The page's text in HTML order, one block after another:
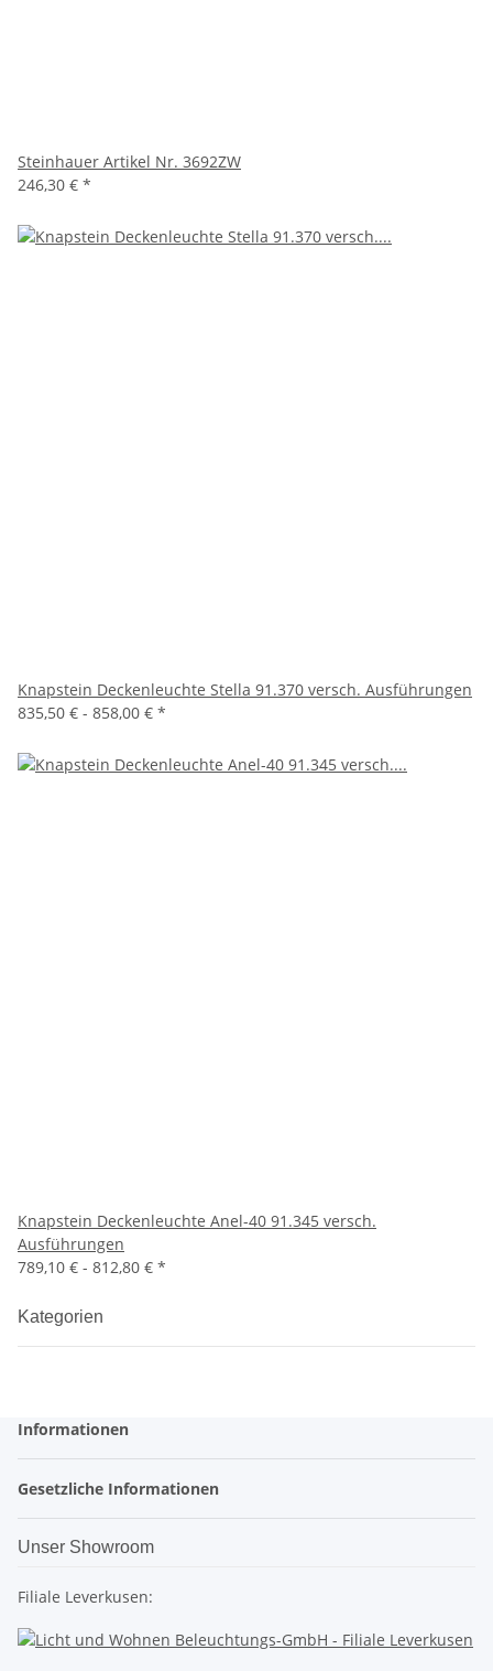
Steinhauer Artikel Nr. 3692ZW
246,30 € *
Knapstein Deckenleuchte Stella 91.370 versch. Ausführungen
835,50 € - 858,00 € *
Knapstein Deckenleuchte Anel-40 91.345 versch.
Ausführungen
789,10 € - 812,80 € *
Kategorien
Informationen
Gesetzliche Informationen
Unser Showroom
Filiale Leverkusen: